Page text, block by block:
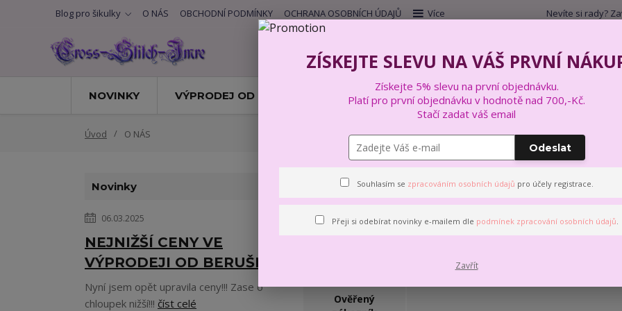
Blog pro šikulky O NÁS OBCHODNÍ PODMÍNKY OCHRANA OSOBNÍCH ÚDAJŮ Více
Hledat
Nevíte si rady?
NOVINKY VÝPRODEJ OD BERUŠKY VYŠÍVÁNÍ VÝTVARNÉ A KREATIVNÍ SADY
Úvod O NÁS
Novinky
06.03.2025
NEJNIŽŠÍ CENY VE
VÝPRODEJI OD BERUŠKY
Nyní jsem opět upravila ceny!!! Zase o
chloupek nižší!!! číst celé
Ověřený
ZÍSKEJTE SLEVU NA VÁŠ PRVNÍ
Získejte 5% slevu na první objednávku.
Platí pro první objednávku v hodnotě nad 700,-Kč.
Stačí zadat váš email
Odeslat
Souhlasím se zpracováním osobních údajů pro účely registrace.
Přeji si odebírat novinky e-mailem dle podmínek zpracování osobních údajů.
Zavřít